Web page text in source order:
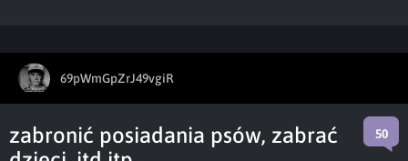
69pWmGpZrJ49vgiR
zabronić posiadania psów, zabrać
50